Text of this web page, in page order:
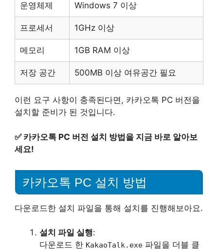
운영체제 Windows 7 이상
프로세서 1GHz 이상
메모리 1GB RAM 이상
저장 공간 500MB 이상 여유공간 필요
이런 요구 사항이 충족된다면, 카카오톡 PC 버전을
설치할 준비가 된 것입니다.
✅ 카카오톡 PC 버전 설치 방법을 지금 바로 알아보
세요!
카카오톡 PC 설치 방법
다운로드한 설치 파일을 통해 설치를 진행해보아요.
설치 파일 실행:
다운로드 한 KakaoTalk.exe 파일을 더블 클